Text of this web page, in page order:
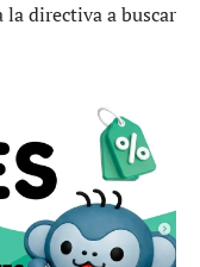
directiva a buscar